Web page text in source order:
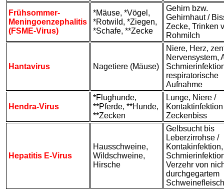
Frühsommer-
Meningoenzephalitis
(FSME-Virus)
*Mäuse, *Vögel,
*Rotwild, *Ziegen,
*Schafe, **Zecke
Gehirn bzw.
Gehirnhaut /
Zecke, Trinken
Rohmilch
Hantavirus Nagetiere (Mäuse)
Niere, Herz,
Nervensystem,
respiratorische
Aufnahme
Hendra-Virus
*Flughunde,
**Pferde, **Hunde,
**Zecken
Lunge, Niere /
Zeckenbiss
Hepatitis E-Virus
Hausschweine,
Wildschweine,
Hirsche
Gelbsucht bis
Leberzirrohse /
Kontakinfektion,
Verzehr von
durchgegartem
Schweinefleisch